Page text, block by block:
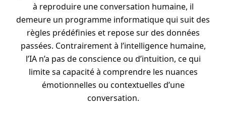
à reproduire une conversation humaine, il
demeure un programme informatique qui suit des
règles prédéfinies et repose sur des données
passées. Contrairement à l’intelligence humaine,
l’IA n’a pas de conscience ou d’intuition, ce qui
limite sa capacité à comprendre les nuances
émotionnelles ou contextuelles d’une
conversation.